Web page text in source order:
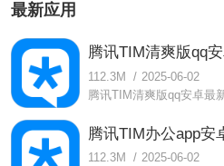
最新应用
腾讯TIM清爽版qq
112.3M / 2025-06-02
腾讯TIM办公app安
112.3M / 2025-06-02